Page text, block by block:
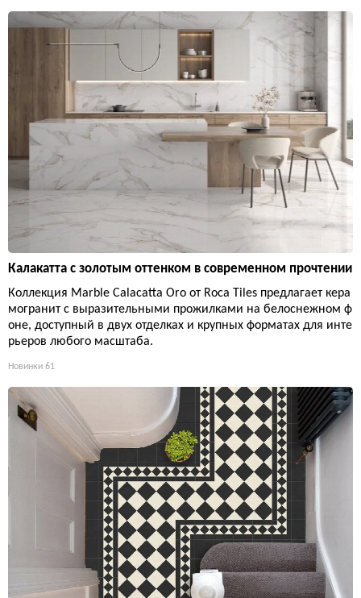
Калакатта с золотым оттенком в современном прочтении
Коллекция Marble Calacatta Oro от Roca Tiles предлагает кера
могранит с выразительными прожилками на белоснежном ф
оне, доступный в двух отделках и крупных форматах для инте
рьеров любого масштаба.
Новинки 61